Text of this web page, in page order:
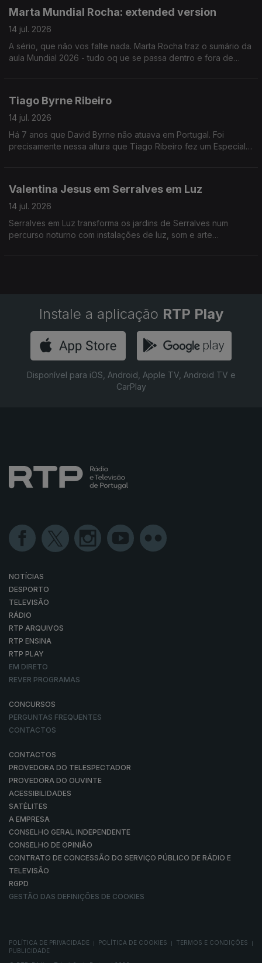
Marta Mundial Rocha: extended version
14 jul. 2026
A sério, que não vos falte nada. Marta Rocha traz o sumário da
aula Mundial 2026 - tudo oq ue se passa dentro e fora de
Tiago Byrne Ribeiro
14 jul. 2026
Há 7 anos que David Byrne não atuava em Portugal. Foi
precisamente nessa altura que Tiago Ribeiro fez um Especial
Valentina Jesus em Serralves em Luz
14 jul. 2026
Serralves em Luz transforma os jardins de Serralves num
percurso noturno com instalações de luz, som e arte
Instale a aplicação RTP Play
Disponível para iOS, Android, Apple TV, Android TV e
CarPlay
NOTÍCIAS
DESPORTO
TELEVISÃO
RÁDIO
RTP ARQUIVOS
RTP ENSINA
RTP PLAY
EM DIRETO
REVER PROGRAMAS
CONCURSOS
PERGUNTAS FREQUENTES
CONTACTOS
CONTACTOS
PROVEDORA DO TELESPECTADOR
PROVEDORA DO OUVINTE
ACESSIBILIDADES
SATÉLITES
A EMPRESA
CONSELHO GERAL INDEPENDENTE
CONSELHO DE OPINIÃO
CONTRATO DE CONCESSÃO DO SERVIÇO PÚBLICO DE RÁDIO E
TELEVISÃO
RGPD
GESTÃO DAS DEFINIÇÕES DE COOKIES
POLÍTICA DE PRIVACIDADE POLÍTICA DE COOKIES TERMOS E CONDIÇÕES
PUBLICIDADE